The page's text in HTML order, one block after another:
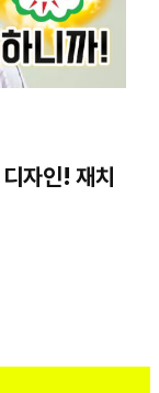
자인! 재치